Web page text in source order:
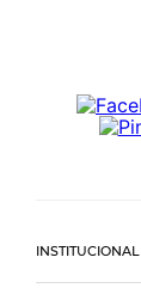
INSTITUCIONAL